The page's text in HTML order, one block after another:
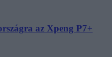
az Xpeng P7+